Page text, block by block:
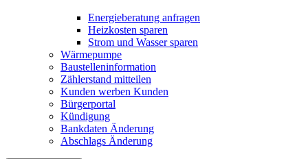
Energieberatung anfragen
Heizkosten sparen
Strom und Wasser sparen
Wärmepumpe
Baustelleninformation
Zählerstand mitteilen
Kunden werben Kunden
Bürgerportal
Kündigung
Bankdaten Änderung
Abschlags Änderung